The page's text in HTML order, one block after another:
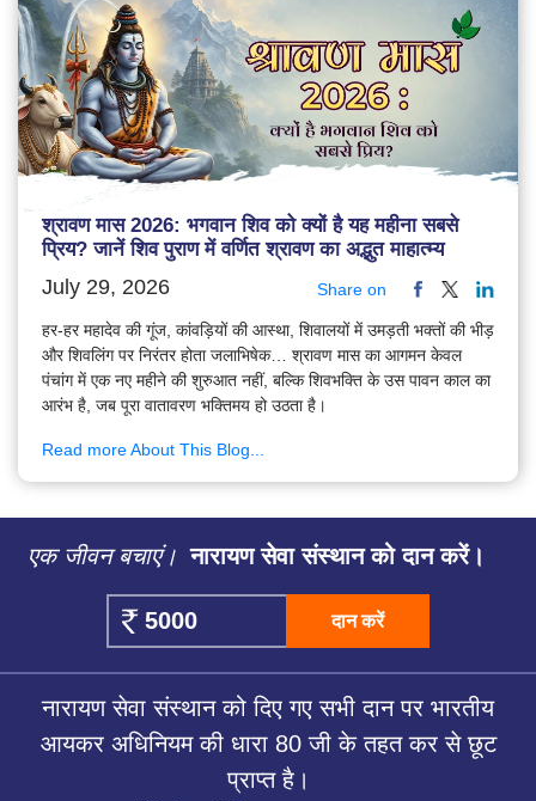
श्रावण मास 2026: भगवान शिव को क्यों है यह महीना सबसे
प्रिय? जानें शिव पुराण में वर्णित श्रावण का अद्भुत माहात्म्य
July 29, 2026 Share on
हर-हर महादेव की गूंज, कांवड़ियों की आस्था, शिवालयों में उमड़ती भक्तों की भीड़
और शिवलिंग पर निरंतर होता जलाभिषेक… श्रावण मास का आगमन केवल
पंचांग में एक नए महीने की शुरुआत नहीं, बल्कि शिवभक्ति के उस पावन काल का
आरंभ है, जब पूरा वातावरण भक्तिमय हो उठता है।
Read more About This Blog...
एक जीवन बचाएं। नारायण सेवा संस्थान को दान करें।
दान करें
नारायण सेवा संस्थान को दिए गए सभी दान पर भारतीय
आयकर अधिनियम की धारा 80 जी के तहत कर से छूट
प्राप्त है।